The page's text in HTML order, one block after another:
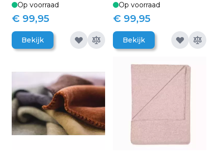
Op voorraad
€ 99,95
Bekijk
Op voorraad
€ 99,95
Bekijk